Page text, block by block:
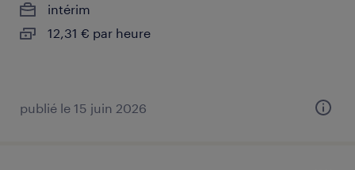
intérim
12,31 € par heure
publié le 15 juin 2026